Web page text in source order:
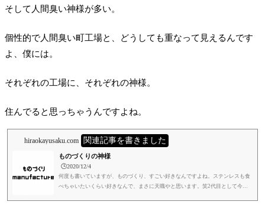
そして人間臭い神様が多い。
個性的で人間臭い町工場と、どうしても重なって見えるんです
よ、僕には。
それぞれの工場に、それぞれの神様。
住んでると思っちゃうんですよね。
hiraokayusaku.com 関連記事を書きました
ものづくりの神様
🕒️2020/12/4
何度も書いていますが、ものづくり、すごい好きなんですよね。ステンレスも食
べちゃいたいくらい好きなんで、まさに天職やと思います。笑2代目として今の